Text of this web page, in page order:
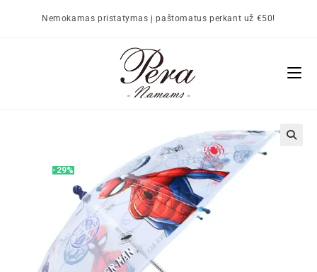
Nemokamas pristatymas į paštomatus perkant už €50!
-29%